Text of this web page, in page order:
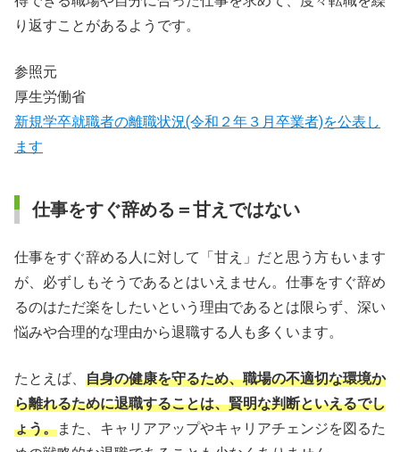
り返すことがあるようです。
参照元
厚生労働省
新規学卒就職者の離職状況(令和２年３月卒業者)を公表し
ます
仕事をすぐ辞める＝甘えではない
仕事をすぐ辞める人に対して「甘え」だと思う方もいます
が、必ずしもそうであるとはいえません。仕事をすぐ辞め
るのはただ楽をしたいという理由であるとは限らず、深い
悩みや合理的な理由から退職する人も多くいます。
たとえば、 自身の健康を守るため、職場の不適切な環境か
ら離れるために退職することは、賢明な判断といえるでし
ょう。また、キャリアアップやキャリアチェンジを図るた